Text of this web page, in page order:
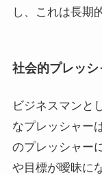
し、これは長期
社会的プレッ
ビジネスマンと
なプレッシャー
のプレッシャー
や目標が曖昧に